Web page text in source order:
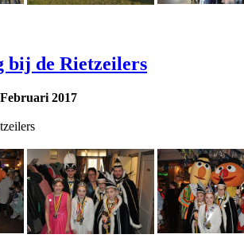
bij de Rietzeilers
2017